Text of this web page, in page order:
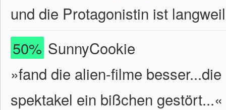
und die Protagonistin ist
50% SunnyCookie
»fand die alien-filme
spektakel ein bißchen gestört...«